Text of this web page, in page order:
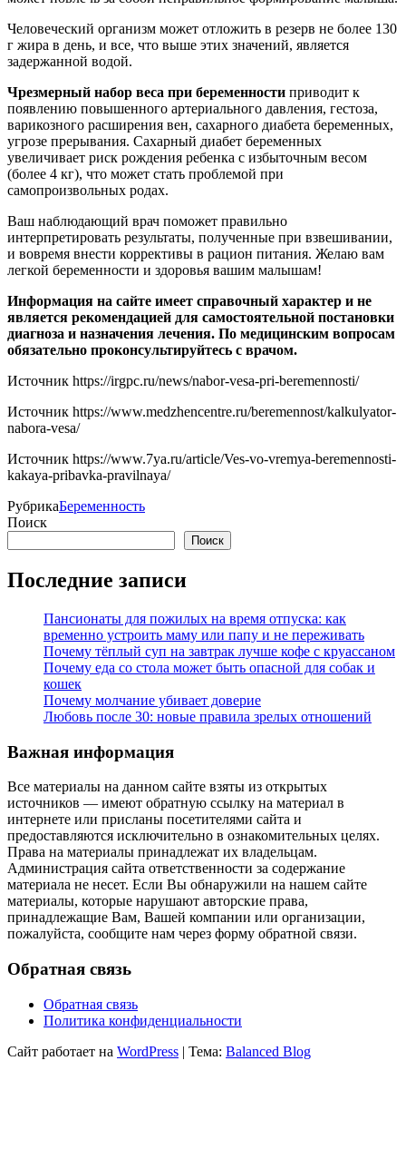
Человеческий организм может отложить в резерв не более 130
г жира в день, и все, что выше этих значений, является
задержанной водой.
Чрезмерный набор веса при беременности приводит к
появлению повышенного артериального давления, гестоза,
варикозного расширения вен, сахарного диабета беременных,
угрозе прерывания. Сахарный диабет беременных
увеличивает риск рождения ребенка с избыточным весом
(более 4 кг), что может стать проблемой при
самопроизвольных родах.
Ваш наблюдающий врач поможет правильно
интерпретировать результаты, полученные при взвешивании,
и вовремя внести коррективы в рацион питания. Желаю вам
легкой беременности и здоровья вашим малышам!
Информация на сайте имеет справочный характер и не
является рекомендацией для самостоятельной постановки
диагноза и назначения лечения. По медицинским вопросам
обязательно проконсультируйтесь с врачом.
Источник https://irgpc.ru/news/nabor-vesa-pri-beremennosti/
Источник https://www.medzhencentre.ru/beremennost/kalkulyator-
nabora-vesa/
Источник https://www.7ya.ru/article/Ves-vo-vremya-beremennosti-
kakaya-pribavka-pravilnaya/
РубрикаБеременность
Поиск
Поиск
Последние записи
Пансионаты для пожилых на время отпуска: как
временно устроить маму или папу и не переживать
Почему тёплый суп на завтрак лучше кофе с круассаном
Почему еда со стола может быть опасной для собак и
кошек
Почему молчание убивает доверие
Любовь после 30: новые правила зрелых отношений
Важная информация
Все материалы на данном сайте взяты из открытых
источников — имеют обратную ссылку на материал в
интернете или присланы посетителями сайта и
предоставляются исключительно в ознакомительных целях.
Права на материалы принадлежат их владельцам.
Администрация сайта ответственности за содержание
материала не несет. Если Вы обнаружили на нашем сайте
материалы, которые нарушают авторские права,
принадлежащие Вам, Вашей компании или организации,
пожалуйста, сообщите нам через форму обратной связи.
Обратная связь
Обратная связь
Политика конфиденциальности
Сайт работает на WordPress | Тема: Balanced Blog